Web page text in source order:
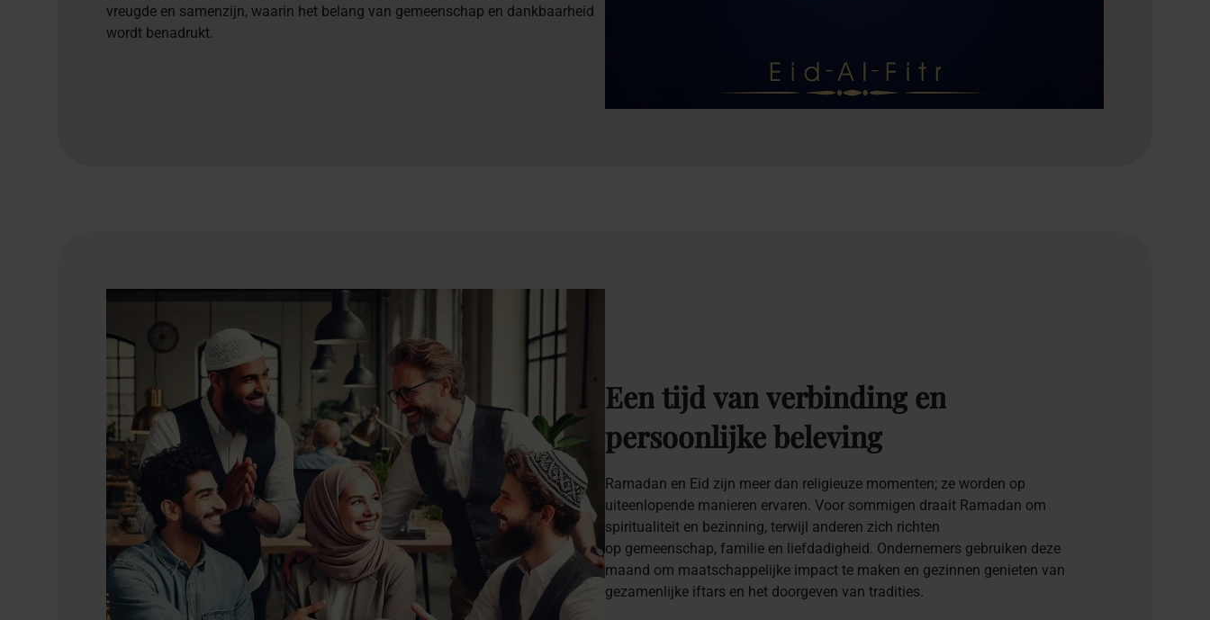
vreugde en samenzijn, waarin het belang van gemeenschap en dankbaarheid
wordt benadrukt.
Eentijdvanverbinding en
persoonlijkebeleving
Ramadan en Eid zijn meer dan religieuze momenten; ze worden op
uiteenlopende manieren ervaren. Voor sommigen draait Ramadan om
spiritualiteit en bezinning, terwijl anderen zich richten
op gemeenschap, familie en liefdadigheid. Ondernemers gebruiken deze
maand om maatschappelijke impact te maken en gezinnen genieten van
gezamenlijke iftars en het doorgeven van tradities.